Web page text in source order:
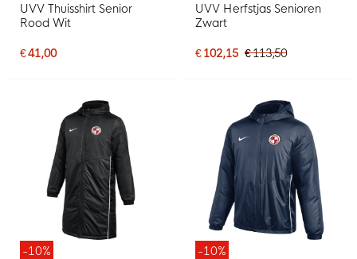
UVV Thuisshirt Senior
Rood Wit
€ 41,00
UVV Herfstjas Senioren
Zwart
€ 102,15 € 113,50
-10%
-10%